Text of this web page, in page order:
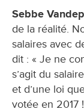
Sebbe
de la réalité.
salaires avec
dit : « Je ne
s’agit du
et d’une loi
votée en 2017